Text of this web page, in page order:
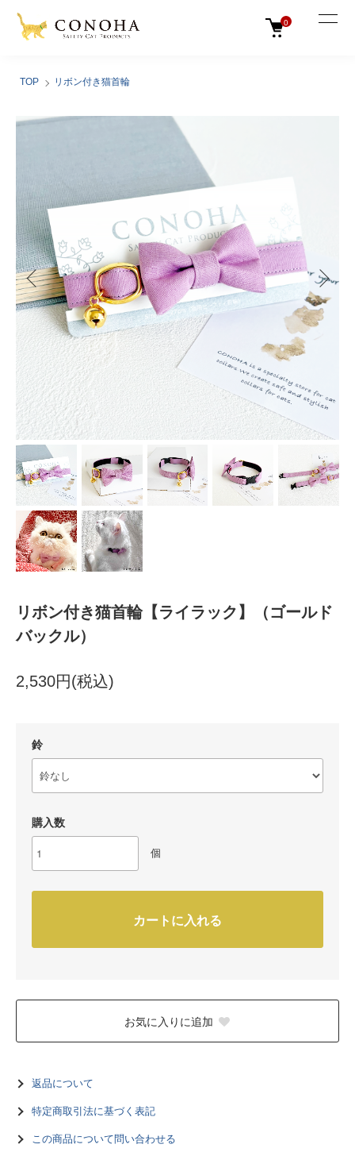
0
TOP リボン付き猫首輪
リボン付き猫首輪【ライラック】（ゴールド
バックル）
2,530円(税込)
鈴
購入数
個
カートに入れる
お気に入りに追加
返品について
特定商取引法に基づく表記
この商品について問い合わせる